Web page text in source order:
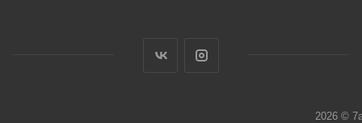
2026 ©